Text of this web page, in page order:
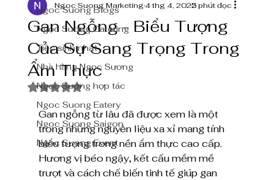
Ngoc Suong Blogs
Ngọc Sương Catering
Tiệc sinh nhật
Nhà hàng Ngọc Sương
Ngọc Sương hợp tác
Ngoc Suong Eatery
Ngoc Suong Saigon
Ngoc Suong Event
Gan Ngỗng - Biểu Tượng
Của Sự Sang Trọng Trong
Ẩm Thực
Ngoc Suong Marketing4 thg 4, 20252 phút đọc
Đã xếp hạng NaN/5 sao.
Gan ngỗng từ lâu đã được xem là một
trong những nguyên liệu xa xỉ mang tính
biểu tượng trong nền ẩm thực cao cấp.
Hương vị béo ngậy, kết cấu mềm mề
trượt và cách chế biến tinh tế giúp gan